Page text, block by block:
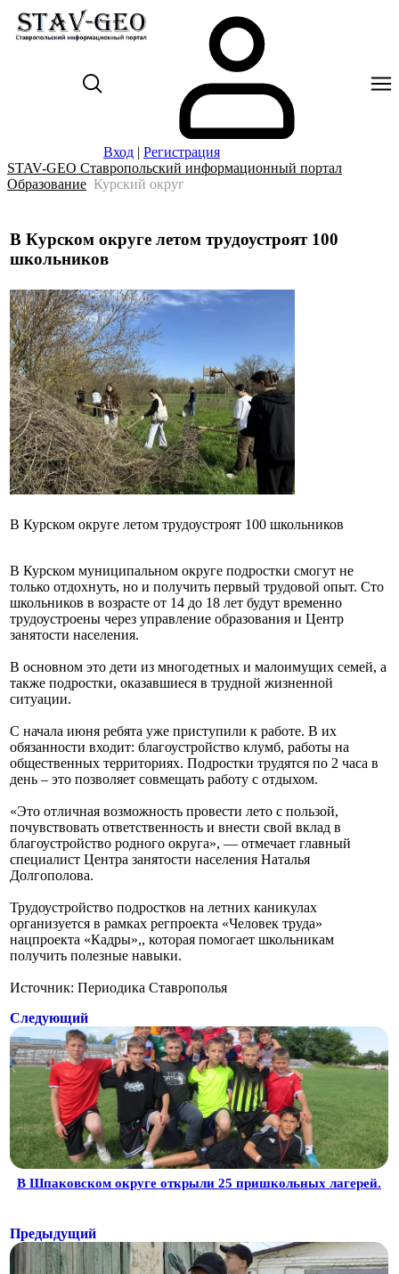
Вход | Регистрация
STAV-GEO Ставропольский информационный портал
Образование Курский округ
В Курском округе летом трудоустроят 100
школьников
В Курском округе летом трудоустроят 100 школьников
В Курском муниципальном округе подростки смогут не
только отдохнуть, но и получить первый трудовой опыт. Сто
школьников в возрасте от 14 до 18 лет будут временно
трудоустроены через управление образования и Центр
занятости населения.
В основном это дети из многодетных и малоимущих семей, а
также подростки, оказавшиеся в трудной жизненной
ситуации.
С начала июня ребята уже приступили к работе. В их
обязанности входит: благоустройство клумб, работы на
общественных территориях. Подростки трудятся по 2 часа в
день – это позволяет совмещать работу с отдыхом.
«Это отличная возможность провести лето с пользой,
почувствовать ответственность и внести свой вклад в
благоустройство родного округа», — отмечает главный
специалист Центра занятости населения Наталья
Долгополова.
Трудоустройство подростков на летних каникулах
организуется в рамках регпроекта «Человек труда»
нацпроекта «Кадры»,, которая помогает школьникам
получить полезные навыки.
Источник: Периодика Ставрополья
Следующий
В Шпаковском округе открыли 25 пришкольных лагерей.
Предыдущий